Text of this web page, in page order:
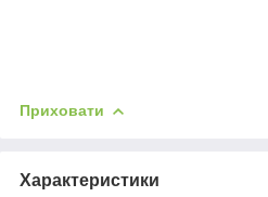
Приховати
Характеристики